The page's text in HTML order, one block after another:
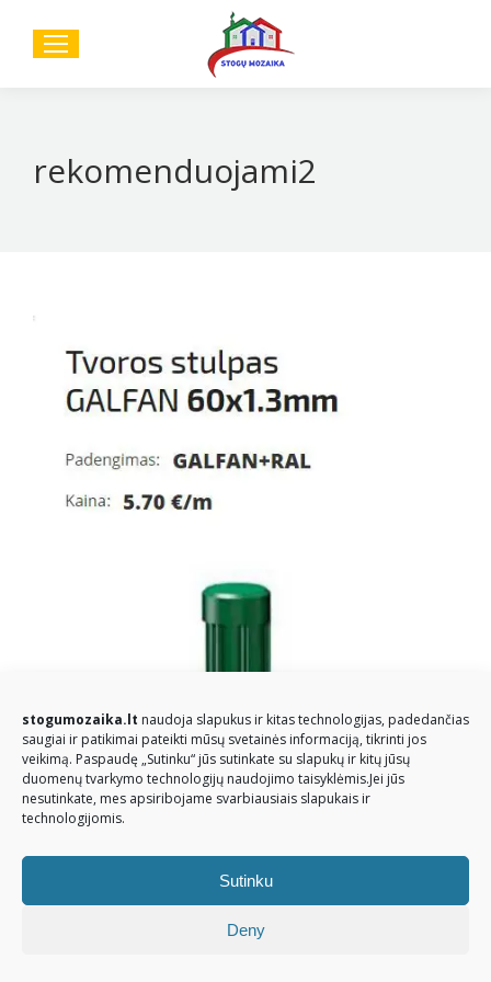
stogumozaika.lt naudoja slapukus ir kitas technologijas, padedančias
saugiai ir patikimai pateikti mūsų svetainės informaciją, tikrinti jos
veikimą. Paspaudę „Sutinku“ jūs sutinkate su slapukų ir kitų jūsų
duomenų tvarkymo technologijų naudojimo taisyklėmis.Jei jūs
nesutinkate, mes apsiribojame svarbiausiais slapukais ir
technologijomis.
Sutinku
Deny
rekomenduojami2